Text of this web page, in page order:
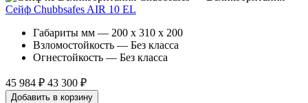
Сейф Chubbsafes AIR 10 EL
Габариты мм — 200 x 310 x 200
Взломостойкость — Без класса
Огнестойкость — Без класса
45 984 ₽ 43 300 ₽
Добавить в корзину